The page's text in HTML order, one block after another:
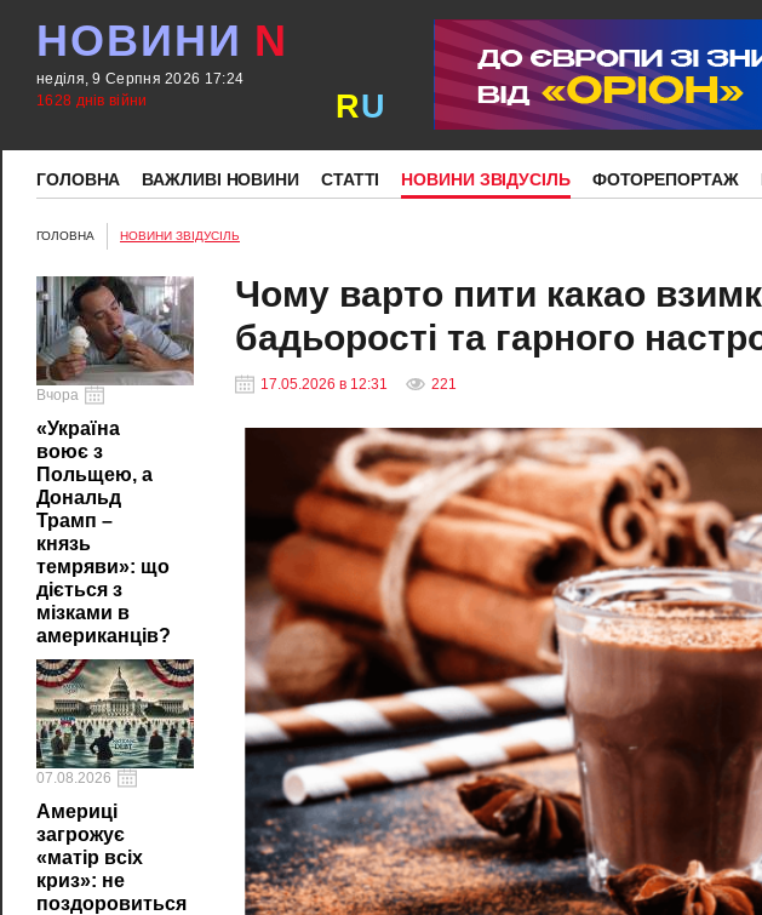
НОВИНИ N
неділя, 9 Серпня 2026 17:24
1628 днів війни
RU
ГОЛОВНА ВАЖЛИВІ НОВИНИ СТАТТІ НОВИНИ ЗВІДУСІЛЬ ФОТОРЕПОРТАЖ
ГОЛОВНА НОВИНИ ЗВІДУСІЛЬ
Вчора
«Україна
воює з
Польщею, а
Дональд
Трамп –
князь
темряви»: що
діється з
мізками в
американців?
07.08.2026
Америці
загрожує
«матір всіх
криз»: не
поздоровиться
Чому варто пити какао
бадьорості та гарного
17.05.2026 в 12:31 221